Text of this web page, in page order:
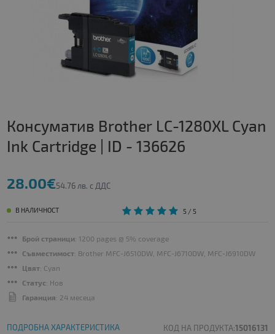
Консуматив Brother LC-1280XL Cyan
Ink Cartridge | ID - 136626
28.00€54.76 лв. с ДДС
В НАЛИЧНОСТ 5/ 5
Брой страници: 1200 pages @ 5% coverage
Съвместимост: Brother MFC-J6510DW, MFC-J6710DW, MFC-J6910DW
Цвят: Cyan
Статус: Нов
Гаранция: 24 месеца
ПОДРОБНА ХАРАКТЕРИСТИКА КОД НА ПРОДУКТА:15016131